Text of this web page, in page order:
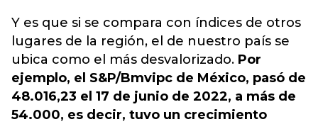
Y es que si se compara con índices de otros
lugares de la región, el de nuestro país se
ubica como el más desvalorizado. Por
ejemplo, el S&P/Bmvipc de México, pasó de
48.016,23 el 17 de junio de 2022, a más de
54.000, es decir, tuvo un crecimiento